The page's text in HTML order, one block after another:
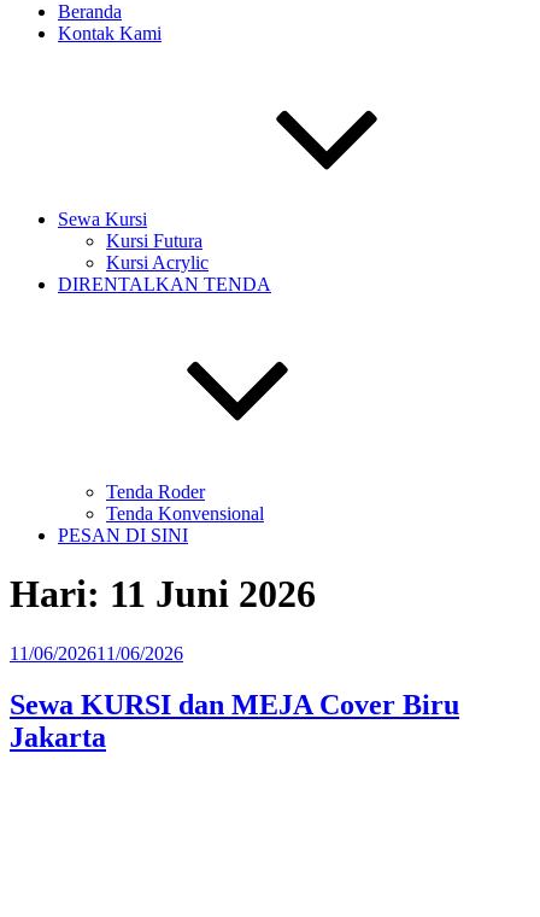
Beranda
Kontak Kami
Sewa Kursi
Kursi Futura
Kursi Acrylic
DIRENTALKAN TENDA
Tenda Roder
Tenda Konvensional
PESAN DI SINI
Hari: 11 Juni 2026
Diposkan
11/06/202611/06/2026
Sewa KURSI dan MEJA Cover Biru
Jakarta